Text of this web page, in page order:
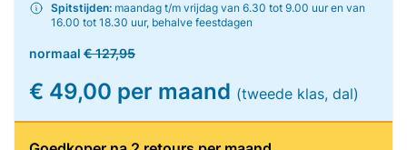
Spitstijden: maandag t/m vrijdag van 6.30 tot 9.00 uur en van
16.00 tot 18.30 uur, behalve feestdagen
normaal € 127,95
€ 49,00 per maand (tweede klas, dal)